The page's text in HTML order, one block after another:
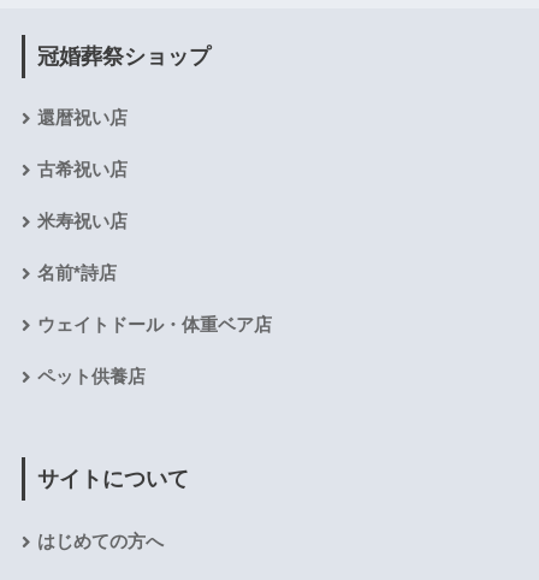
冠婚葬祭ショップ
還暦祝い店
古希祝い店
米寿祝い店
名前*詩店
ウェイトドール・体重ベア店
ペット供養店
サイトについて
はじめての方へ